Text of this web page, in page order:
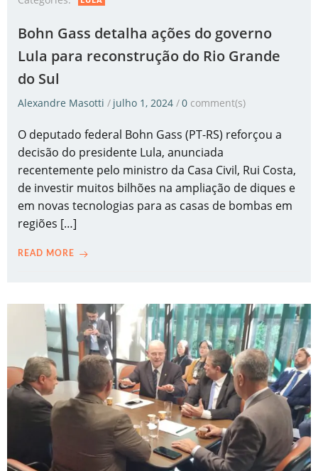
Bohn Gass detalha ações do governo
Lula para reconstrução do Rio Grande
do Sul
Alexandre Masotti / julho 1, 2024 /0 comment(s)
O deputado federal Bohn Gass (PT-RS) reforçou a
decisão do presidente Lula, anunciada
recentemente pelo ministro da Casa Civil, Rui Costa,
de investir muitos bilhões na ampliação de diques e
em novas tecnologias para as casas de bombas em
regiões […]
READ MORE